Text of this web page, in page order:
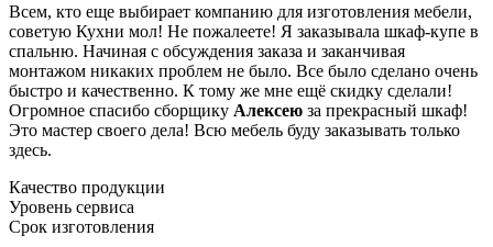
Всем, кто еще выбирает компанию для изготовления мебели,
советую Кухни мол! Не пожалеете! Я заказывала шкаф-купе в
спальню. Начиная с обсуждения заказа и заканчивая
монтажом никаких проблем не было. Все было сделано очень
быстро и качественно. К тому же мне ещё скидку сделали!
Огромное спасибо сборщику Алексею за прекрасный шкаф!
Это мастер своего дела! Всю мебель буду заказывать только
здесь.
Качество продукции
Уровень сервиса
Срок изготовления